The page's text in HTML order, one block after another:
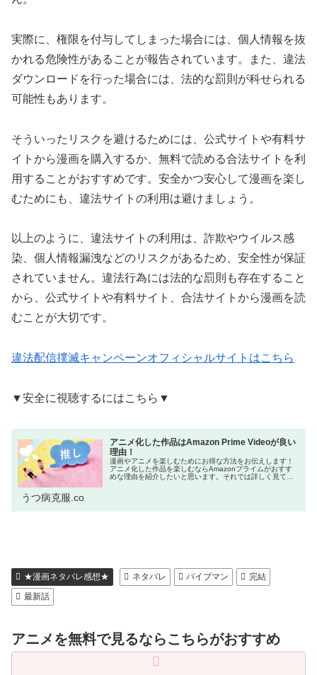
実際に、権限を付与してしまった場合には、個人情報を抜
かれる危険性があることが報告されています。また、違法
ダウンロードを行った場合には、法的な罰則が科せられる
可能性もあります。
そういったリスクを避けるためには、公式サイトや有料サ
イトから漫画を購入するか、無料で読める合法サイトを利
用することがおすすめです。安全かつ安心して漫画を楽し
むためにも、違法サイトの利用は避けましょう。
以上のように、違法サイトの利用は、詐欺やウイルス感
染、個人情報漏洩などのリスクがあるため、安全性が保証
されていません。違法行為には法的な罰則も存在すること
から、公式サイトや有料サイト、合法サイトから漫画を読
むことが大切です。
違法配信撲滅キャンペーンオフィシャルサイトはこちら
▼安全に視聴するにはこちら▼
アニメ化した作品はAmazon Prime Videoが良い
理由！
漫画やアニメを楽しむためにお得な方法をお伝えします！
アニメ化した作品を楽しむならAmazonプライムがおすす
めな理由を紹介したいと思います。それでは詳しく見てい
うつ病克服.co
★漫画ネタバレ感想★ ネタバレ バイブマン
完結
最新話
アニメを無料で見るならこちらがおすすめ